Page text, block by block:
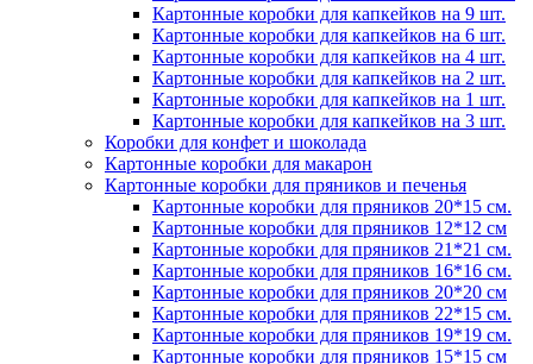
Картонные коробки для капкейков на 9 шт.
Картонные коробки для капкейков на 6 шт.
Картонные коробки для капкейков на 4 шт.
Картонные коробки для капкейков на 2 шт.
Картонные коробки для капкейков на 1 шт.
Картонные коробки для капкейков на 3 шт.
Коробки для конфет и шоколада
Картонные коробки для макарон
Картонные коробки для пряников и печенья
Картонные коробки для пряников 20*15 см.
Картонные коробки для пряников 12*12 см
Картонные коробки для пряников 21*21 см.
Картонные коробки для пряников 16*16 см.
Картонные коробки для пряников 20*20 см
Картонные коробки для пряников 22*15 см.
Картонные коробки для пряников 19*19 см.
Картонные коробки для пряников 15*15 см